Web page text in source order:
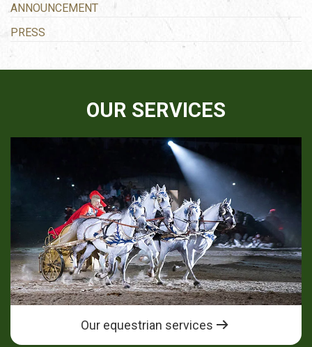
ANNOUNCEMENT
PRESS
OUR SERVICES
Our equestrian services